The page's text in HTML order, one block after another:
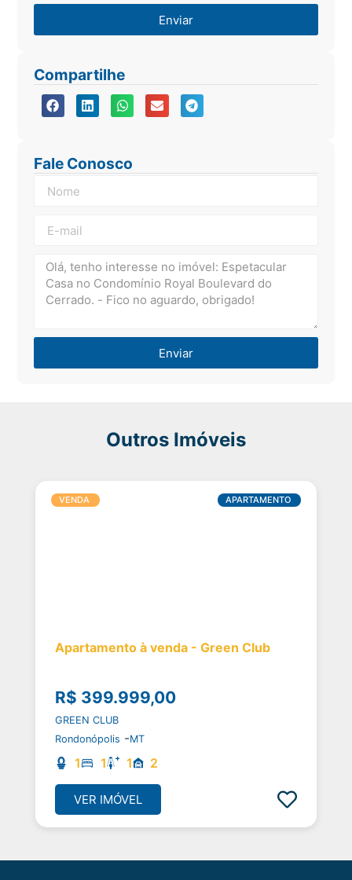
Enviar
Compartilhe
Fale Conosco
Enviar
Outros Imóveis
VENDA APARTAMENTO
Apartamento à venda - Green Club
R$ 399.999,00
GREEN CLUB
Rondonópolis -MT
1 1 1 2
VER IMÓVEL